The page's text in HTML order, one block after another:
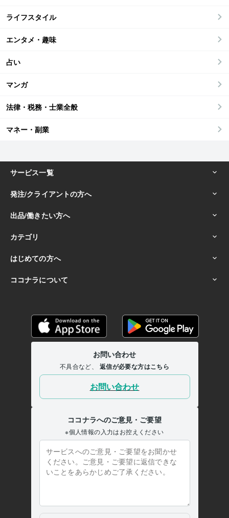
ライフスタイル
エンタメ・趣味
占い
マンガ
法律・税務・士業全般
マネー・副業